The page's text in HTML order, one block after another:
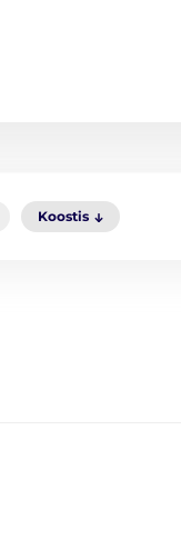
Koostis